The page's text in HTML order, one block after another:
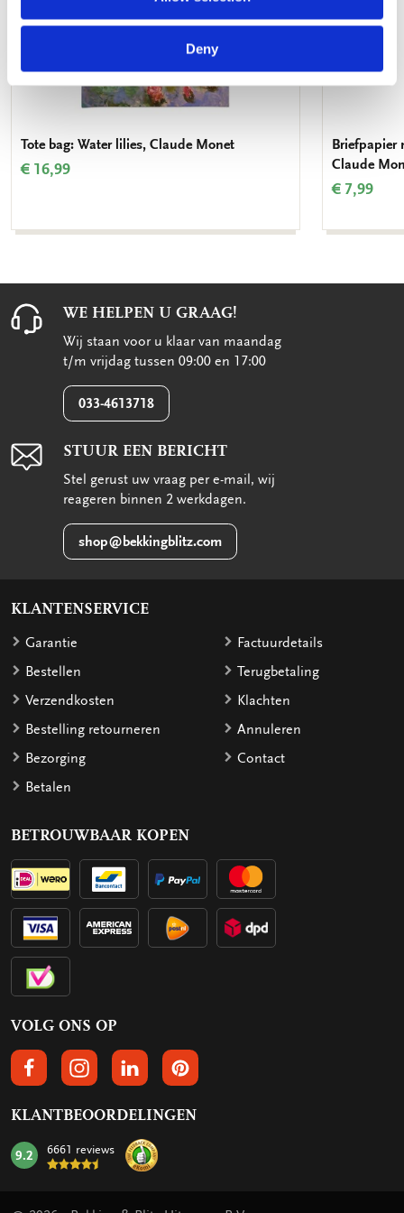
Deny
Tote bag: Water lilies, Claude Monet
€ 16,99
Briefpapier
Claude
€ 7,99
WE HELPEN U GRAAG!
Wij staan voor u klaar van maandag
t/m vrijdag tussen 09:00 en 17:00
033-4613718
STUUR EEN BERICHT
Stel gerust uw vraag per e-mail, wij
reageren binnen 2 werkdagen.
shop@bekkingblitz.com
KLANTENSERVICE
Garantie
Bestellen
Verzendkosten
Bestelling retourneren
Bezorging
Betalen
Factuurdetails
Terugbetaling
Klachten
Annuleren
Contact
BETROUWBAAR KOPEN
VOLG ONS OP
VOLGS ONS OP FACEBOOK
VOLG ONS OP INSTAGRAM
VOLG ONS OP LINKEDIN
VOLG ONS OP PINTEREST
KLANTBEOORDELINGEN
mark:
9.2 6661 reviews